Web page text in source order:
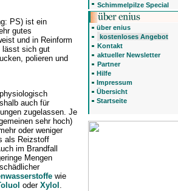
PS) ist ein
gutes
und in Reinform
lässt sich gut
polieren und
auch für
zugelassen. Je
sehr hoch)
oder weniger
als Reizstoff
im Brandfall
Mengen
wie
oder Xylol .
Schimmelpilze Special
über enius
kostenloses Angebot
Kontakt
aktueller Newsletter
Partner
Hilfe
Impressum
Übersicht
Startseite